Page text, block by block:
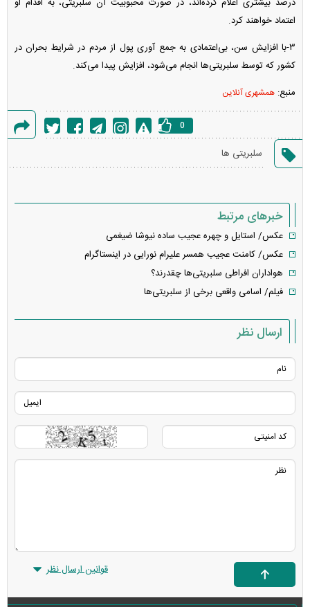
اعتماد خواهند کرد.
۳-با افزایش سن، بی‌اعتمادی به جمع آوری پول از مردم در شرایط بحران در
کشور که توسط سلبریتی‌ها انجام می‌شود، افزایش پیدا می‌کند.
منبع: همشهری آنلاین
خطا
0
سلبریتی ها
خبرهای مرتبط
عکس/ استایل و چهره عجیب ساده نیوشا ضیغمی
عکس/ کامنت عجیب همسر علیرام نورایی در اینستاگرام
هواداران افراطی سلبریتی‌ها چقدرند؟
فیلم/ اسامی واقعی برخی از سلبریتی‌ها
ارسال نظر
قوانین ارسال نظر